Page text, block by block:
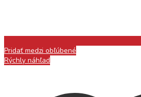
Pridať medzi obľúbené
Rýchly náhľad